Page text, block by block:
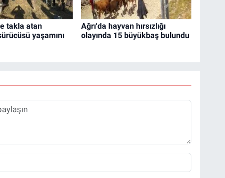
takla atan
yaşamını
Ağrı'da hayvan hırsızlığı
olayında 15 büyükbaş bulundu